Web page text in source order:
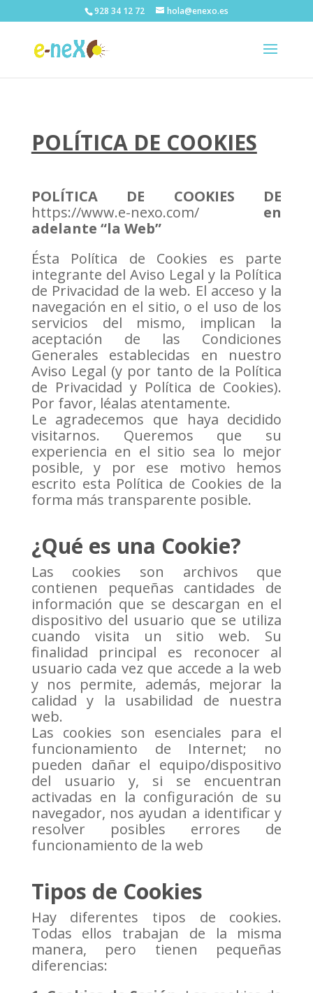
928 34 12 72 hola@enexo.es
POLÍTICA DE COOKIES
POLÍTICA DE COOKIES DE
https://www.e-nexo.com/ en
adelante “la Web”
Ésta Política de Cookies es parte
integrante del Aviso Legal y la Política
de Privacidad de la web. El acceso y la
navegación en el sitio, o el uso de los
servicios del mismo, implican la
aceptación de las Condiciones
Generales establecidas en nuestro
Aviso Legal (y por tanto de la Política
de Privacidad y Política de Cookies).
Por favor, léalas atentamente.
Le agradecemos que haya decidido
visitarnos. Queremos que su
experiencia en el sitio sea lo mejor
posible, y por ese motivo hemos
escrito esta Política de Cookies de la
forma más transparente posible.
¿Qué es una Cookie?
Las cookies son archivos que
contienen pequeñas cantidades de
información que se descargan en el
dispositivo del usuario que se utiliza
cuando visita un sitio web. Su
finalidad principal es reconocer al
usuario cada vez que accede a la web
y nos permite, además, mejorar la
calidad y la usabilidad de nuestra
web.
Las cookies son esenciales para el
funcionamiento de Internet; no
pueden dañar el equipo/dispositivo
del usuario y, si se encuentran
activadas en la configuración de su
navegador, nos ayudan a identificar y
resolver posibles errores de
funcionamiento de la web
Tipos de Cookies
Hay diferentes tipos de cookies.
Todas ellos trabajan de la misma
manera, pero tienen pequeñas
diferencias: